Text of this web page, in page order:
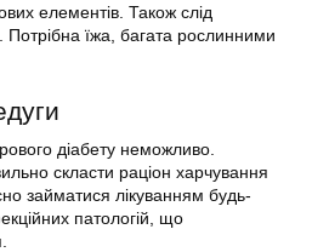
елементів. Також слід
Потрібна їжа, багата рослинними
діабету неможливо.
скласти раціон харчування
займатися лікуванням будь-
патологій, що